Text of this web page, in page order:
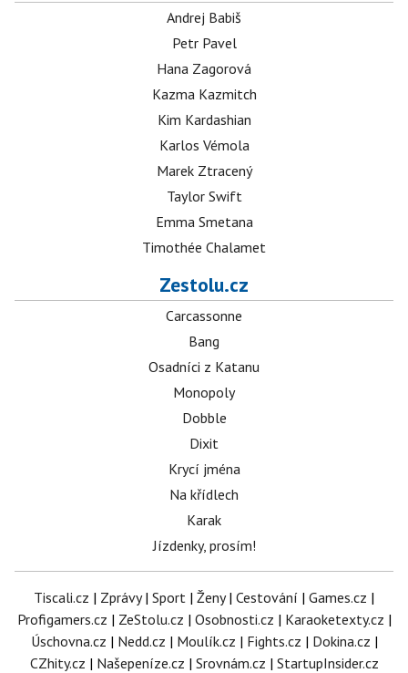
Andrej Babiš
Petr Pavel
Hana Zagorová
Kazma Kazmitch
Kim Kardashian
Karlos Vémola
Marek Ztracený
Taylor Swift
Emma Smetana
Timothée Chalamet
Zestolu.cz
Carcassonne
Bang
Osadníci z Katanu
Monopoly
Dobble
Dixit
Krycí jména
Na křídlech
Karak
Jízdenky, prosím!
Tiscali.cz | Zprávy| Sport | Ženy| Cestování | Games.cz |
Profigamers.cz | ZeStolu.cz | Osobnosti.cz | Karaoketexty.cz |
Úschovna.cz | Nedd.cz | Moulík.cz | Fights.cz | Dokina.cz |
CZhity.cz | Našepeníze.cz | Srovnám.cz | StartupInsider.cz